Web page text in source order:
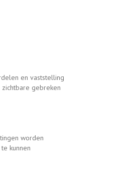
en vaststelling
gebreken
worden
kunnen